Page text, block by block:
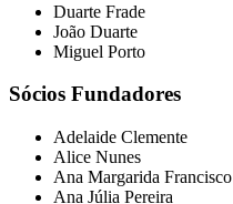
Duarte Frade
João Duarte
Miguel Porto
Sócios Fundadores
Adelaide Clemente
Alice Nunes
Ana Margarida Francisco
Ana Júlia Pereira